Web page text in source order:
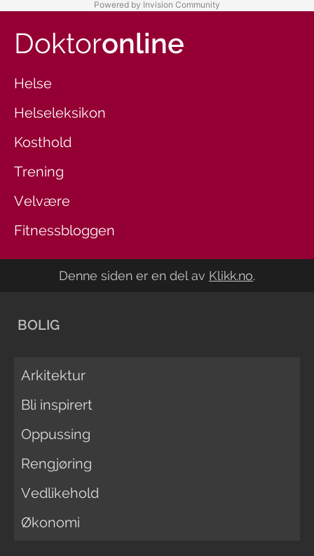
Powered by Invision Community
Doktoronline
Helse
Helseleksikon
Kosthold
Trening
Velvære
Fitnessbloggen
Denne siden er en del av Klikk.no.
BOLIG
Arkitektur
Bli inspirert
Oppussing
Rengjøring
Vedlikehold
Økonomi